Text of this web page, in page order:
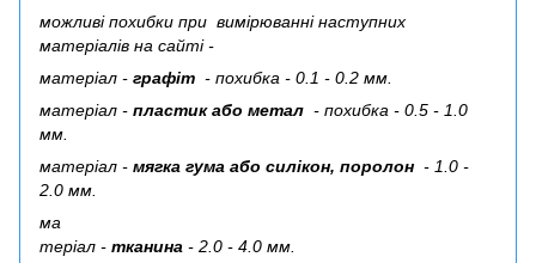
можливі похибки при вимірюванні наступних
матеріалів на сайті -
матеріал - графіт - похибка - 0.1 - 0.2 мм.
матеріал - пластик або метал - похибка - 0.5 - 1.0
мм.
матеріал - мягка гума або силікон, поролон - 1.0 -
2.0 мм.
ма
теріал - тканина - 2.0 - 4.0 мм.